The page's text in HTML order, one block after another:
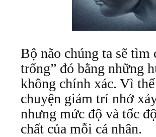
Bộ não chúng ta sẽ tìm
trống” đó bằng những
không chính xác. Vì
chuyện giảm trí nhớ
nhưng mức độ và tốc
chất của mỗi cá nhân.